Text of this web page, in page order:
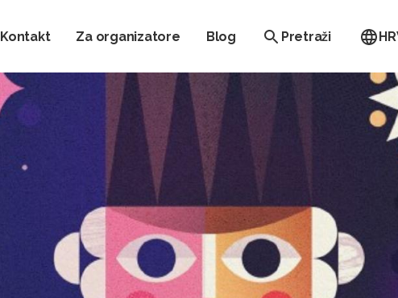
Kontakt Za organizatore Blog Pretraži